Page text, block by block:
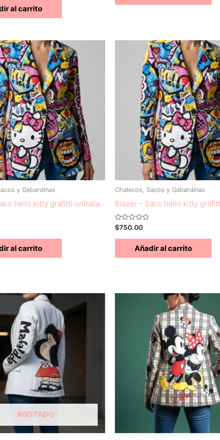
al carrito
y Gabardinas
hello kitty grafitti unitalla
al carrito
Chalecos, Sacos y Gabardinas
Blazer – Saco hello kitty
Valorado
con
0
$750.00
Añadir al carrito
AGOTADO